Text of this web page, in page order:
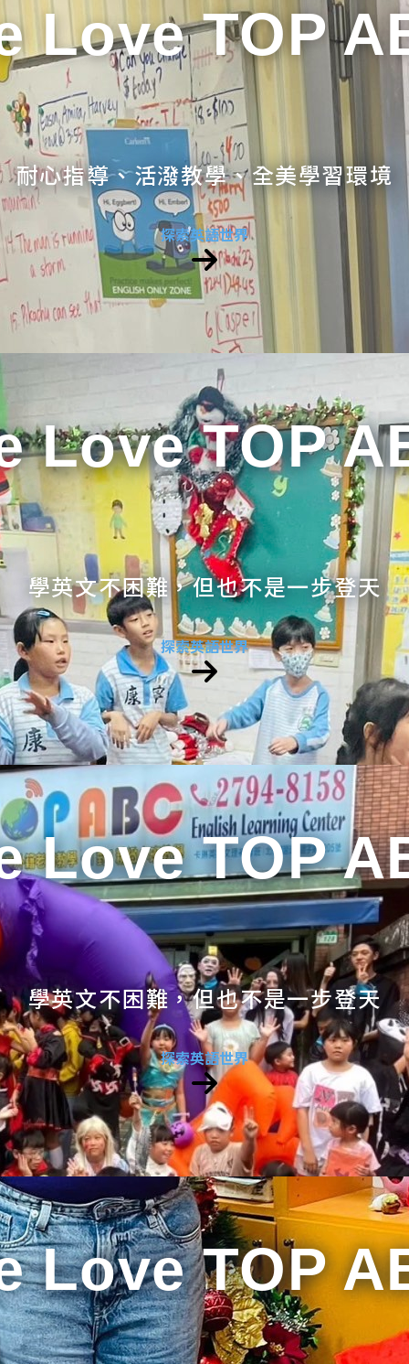
Love TOP
耐心指導、活潑教學、全美學習環境
探索英語世界
Love TOP
學英文不困難，但也不是一步登天
探索英語世界
Love TOP
學英文不困難，但也不是一步登天
探索英語世界
Love TOP